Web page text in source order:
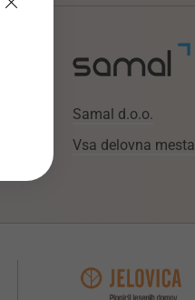
Samal d.o.o.
Vsa delovna mesta